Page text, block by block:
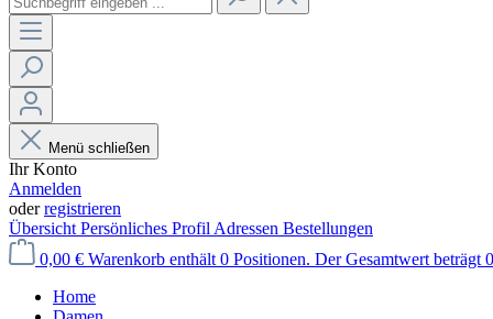
Menü schließen
Ihr Konto
Anmelden
oderregistrieren
Übersicht Persönliches Profil Adressen Bestellungen
0,00 € Warenkorb enthält 0 Positionen. Der Gesamtwert beträgt
Home